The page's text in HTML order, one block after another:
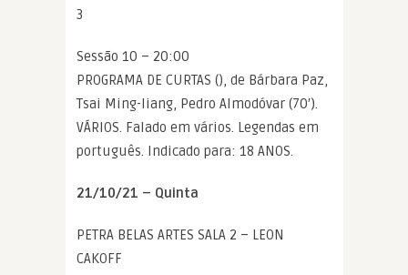
3
Sessão 10 – 20:00
PROGRAMA DE CURTAS (), de Bárbara Paz,
Tsai Ming-liang, Pedro Almodóvar (70′).
VÁRIOS. Falado em vários. Legendas em
português. Indicado para: 18 ANOS.
21/10/21 – Quinta
PETRA BELAS ARTES SALA 2 – LEON
CAKOFF